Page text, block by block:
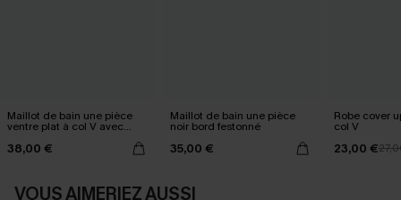
Maillot de bain une pièce
ventre plat à col V avec
38,00 €
Maillot de bain une pièce
noir bord festonné
35,00 €
Robe cover
col V
23,00 €
VOUS AIMERIEZ AUSSI